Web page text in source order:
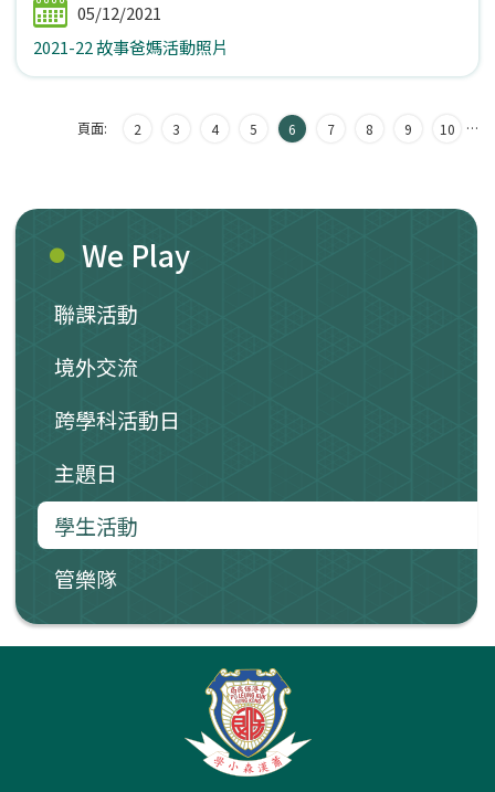
05/12/2021
2021-22 故事爸媽活動照片
頁面: …
2 3 4 5 6 7 8 9 10
We Play
聯課活動
境外交流
跨學科活動日
主題日
學生活動
管樂隊